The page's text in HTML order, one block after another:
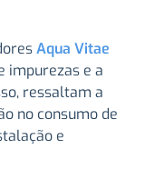
Aqua Vitae
impurezas e a
ressaltam a
no consumo de
e